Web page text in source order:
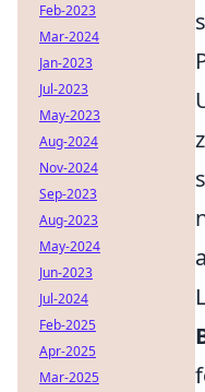
Feb-2023
Mar-2024
Jan-2023
Jul-2023
May-2023
Aug-2024
Nov-2024
Sep-2023
Aug-2023
May-2024
Jun-2023
Jul-2024
Feb-2025
Apr-2025
Mar-2025